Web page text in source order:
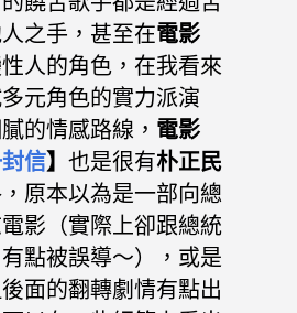
之手，甚至在電影
人的角色，在我看來
元角色的實力派演
的情感路線， 電影
信】 也是很有朴正民
原本以為是一部向總
影（實際上卻跟總統
點被誤導～），或是
面的翻轉劇情有點出